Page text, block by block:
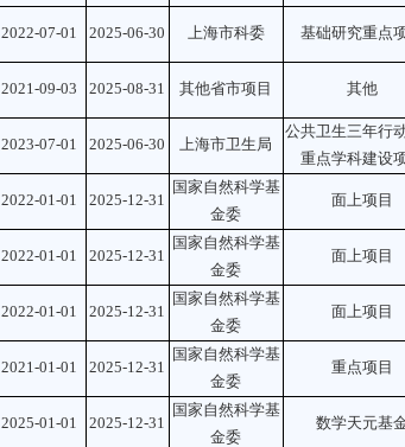
2022-07-01 2025-06-30 上海市科委 基础研究重点
2021-09-03 2025-08-31 其他省市项目 其他
2023-07-01 2025-06-30 上海市卫生局
公共卫生三年行
重点学科建设
2022-01-01 2025-12-31
国家自然科学基
金委
面上项目
2022-01-01 2025-12-31
国家自然科学基
金委
面上项目
2022-01-01 2025-12-31
国家自然科学基
金委
面上项目
2021-01-01 2025-12-31
国家自然科学基
金委
重点项目
2025-01-01 2025-12-31
国家自然科学基
金委
数学天元基